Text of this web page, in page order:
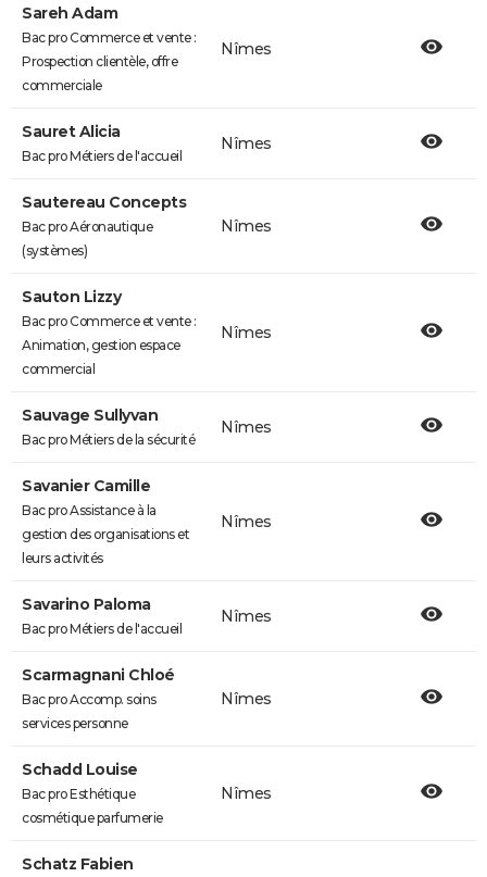
Sareh Adam
Bac pro Commerce et vente :
Prospection clientèle, offre
commerciale
Nîmes
Sauret Alicia
Bac pro Métiers de l'accueil
Nîmes
Sautereau Concepts
Bac pro Aéronautique
(systèmes)
Nîmes
Sauton Lizzy
Bac pro Commerce et vente :
Animation, gestion espace
commercial
Nîmes
Sauvage Sullyvan
Bac pro Métiers de la sécurité
Nîmes
Savanier Camille
Bac pro Assistance à la
gestion des organisations et
leurs activités
Nîmes
Savarino Paloma
Bac pro Métiers de l'accueil
Nîmes
Scarmagnani Chloé
Bac pro Accomp. soins
services personne
Nîmes
Schadd Louise
Bac pro Esthétique
cosmétique parfumerie
Nîmes
Schatz Fabien